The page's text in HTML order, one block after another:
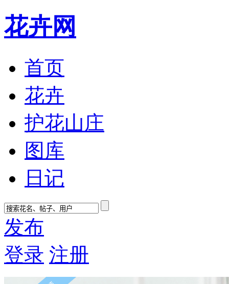
花卉网
首页
花卉
护花山庄
图库
日记
发布
登录 注册